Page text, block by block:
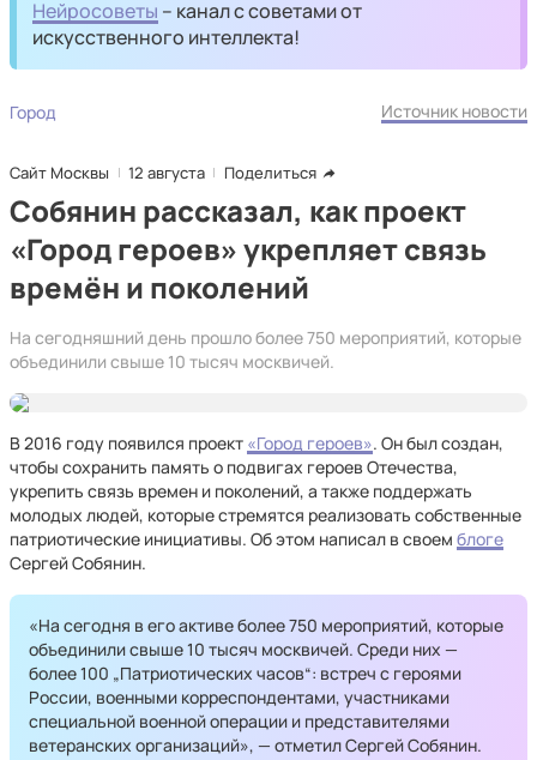
Нейросоветы – канал с советами от
искусственного интеллекта!
Город Источник новости
Сайт Москвы 12 августа Поделиться
Собянин рассказал, как проект
«Город героев» укрепляет связь
времён и поколений
На сегодняшний день прошло более 750 мероприятий, которые
объединили свыше 10 тысяч москвичей.
В 2016 году появился проект «Город героев». Он был создан,
чтобы сохранить память о подвигах героев Отечества,
укрепить связь времен и поколений, а также поддержать
молодых людей, которые стремятся реализовать собственные
патриотические инициативы. Об этом написал в своем блоге
Сергей Собянин.
«На сегодня в его активе более 750 мероприятий, которые
объединили свыше 10 тысяч москвичей. Среди них —
более 100 „Патриотических часов“: встреч с героями
России, военными корреспондентами, участниками
специальной военной операции и представителями
ветеранских организаций», — отметил Сергей Собянин.